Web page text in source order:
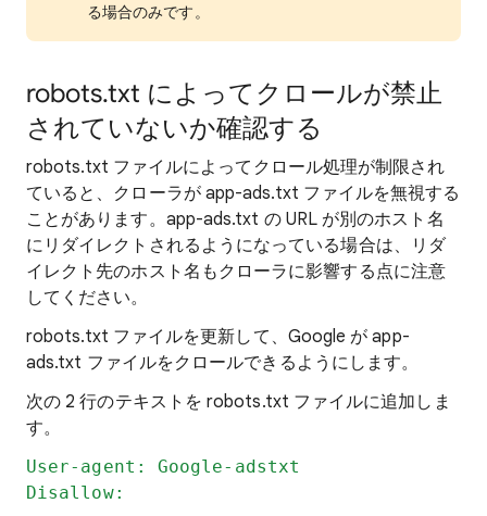
る場合のみです。
robots.txt によってクロールが禁止
されていないか確認する
robots.txt ファイルによってクロール処理が制限され
ていると、クローラが app-ads.txt ファイルを無視する
ことがあります。app-ads.txt の URL が別のホスト名
にリダイレクトされるようになっている場合は、リダ
イレクト先のホスト名もクローラに影響する点に注意
してください。
robots.txt ファイルを更新して、Google が app-
ads.txt ファイルをクロールできるようにします。
次の 2 行のテキストを robots.txt ファイルに追加しま
す。
User-agent: Google-adstxt
Disallow: